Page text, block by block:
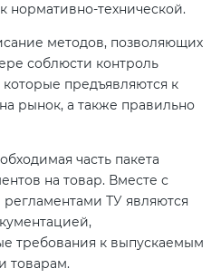
нормативно-технической.
методов, позволяющих
соблюсти контроль
предъявляются к
рынок, а также правильно
часть пакета
на товар. Вместе с
ТУ являются
требования к выпускаемым
товарам.